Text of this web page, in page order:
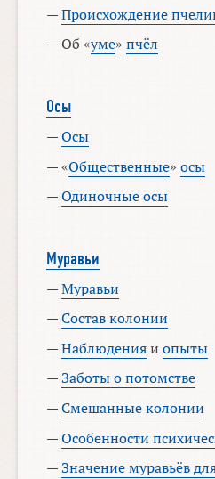
—Происхождение
— Об «уме»пчёл
Осы
—Осы
— «Общественные»осы
—Одиночные осы
Муравьи
—Муравьи
—Состав колонии
—Наблюденияиопыты
—Заботы о потомстве
—Смешанные колонии
—Особенности
—Значение муравьёв